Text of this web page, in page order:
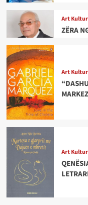
Art
ZËRA
Art
MARKEZ
Art